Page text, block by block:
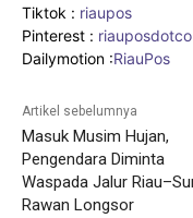
Tiktok : riaupos
Pinterest : riauposdotco
Dailymotion :RiauPos
Artikel sebelumnya
Masuk Musim Hujan,
Pengendara Diminta
Waspada Jalur
Rawan Longsor